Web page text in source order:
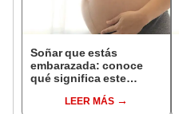
Soñar que estás
embarazada: conoce
qué significa este
LEER MÁS